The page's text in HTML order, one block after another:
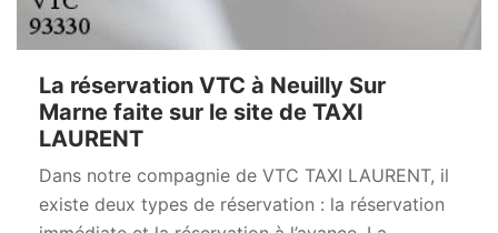
La réservation VTC à Neuilly Sur
Marne faite sur le site de TAXI
LAURENT
Dans notre compagnie de VTC TAXI LAURENT, il
existe deux types de réservation : la réservation